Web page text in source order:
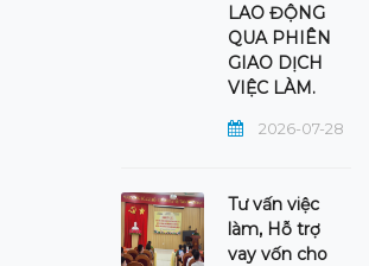
LAO ĐỘNG
QUA PHIÊN
GIAO DỊCH
VIỆC LÀM.
2026-07-28
Tư vấn việc
làm, Hỗ trợ
vay vốn cho